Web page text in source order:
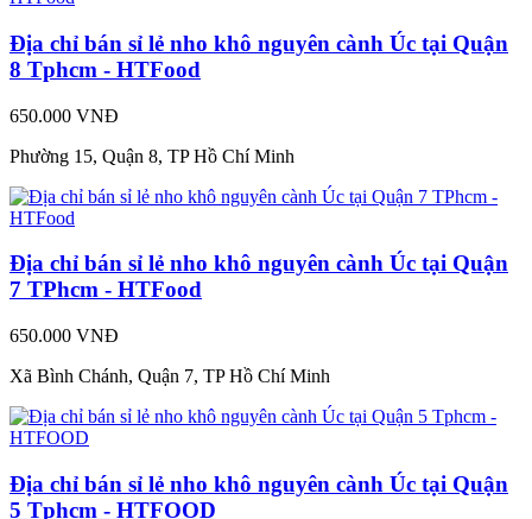
Địa chỉ bán sỉ lẻ nho khô nguyên cành Úc tại Quận
8 Tphcm - HTFood
650.000 VNĐ
Phường 15, Quận 8, TP Hồ Chí Minh
Địa chỉ bán sỉ lẻ nho khô nguyên cành Úc tại Quận
7 TPhcm - HTFood
650.000 VNĐ
Xã Bình Chánh, Quận 7, TP Hồ Chí Minh
Địa chỉ bán sỉ lẻ nho khô nguyên cành Úc tại Quận
5 Tphcm - HTFOOD